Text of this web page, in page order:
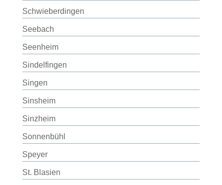
Schwieberdingen
Seebach
Seenheim
Sindelfingen
Singen
Sinsheim
Sinzheim
Sonnenbühl
Speyer
St. Blasien